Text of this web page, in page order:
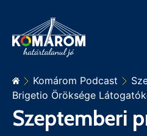
Komárom Podcast
Brigetio Öröksége
Szeptemberi